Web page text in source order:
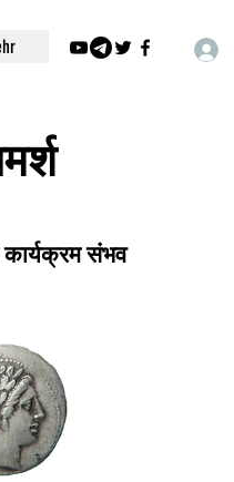
कार्यक्रम संभव